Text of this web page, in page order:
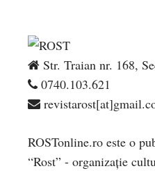
Str. Traian nr. 168,
0740.103.621
ROSTonline.ro este o
“Rost” - organizaţie